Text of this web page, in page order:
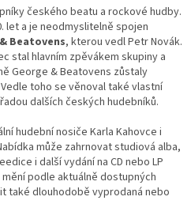
l
á
d
a
c
í
p
v
k
y
v
ý
českého beatu a rockové hudby.
let a je neodmyslitelně spojen
Beatovens, kterou vedl Petr Novák.
stal hlavním zpěvákem skupiny a
George & Beatovens zůstaly
toho se věnoval také vlastní
dalších českých hudebníků.
hudební nosiče Karla Kahovce i
může zahrnovat studiová alba,
i další vydání na CD nebo LP
podle aktuálně dostupných
také dlouhodobě vyprodaná nebo